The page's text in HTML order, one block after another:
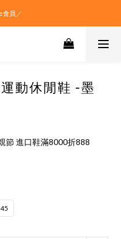
會員／
動休閒鞋 -墨
節 進口鞋滿8000折888
45